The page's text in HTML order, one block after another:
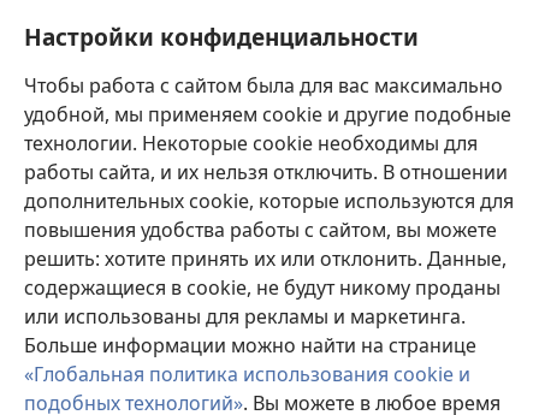
Настройки конфиденциальности
Чтобы работа с сайтом была для вас максимально
удобной, мы применяем cookie и другие подобные
технологии. Некоторые cookie необходимы для
работы сайта, и их нельзя отключить. В отношении
дополнительных cookie, которые используются для
повышения удобства работы с сайтом, вы можете
решить: хотите принять их или отклонить. Данные,
содержащиеся в cookie, не будут никому проданы
или использованы для рекламы и маркетинга.
Больше информации можно найти на странице
«Глобальная политика использования cookie и
подобных технологий». Вы можете в любое время
Пожертвования
в
новом
окне)
ОНЛАЙН-БИБЛИОТЕКА Сторожевой башни
(открывается
новом
окне)
JW Hub®
(открывается
в
новом
окне)
JW Library ®
Watchtower Library
Copyright© 2026 Watch Tower Bible and Tract Society of Pennsylvania.